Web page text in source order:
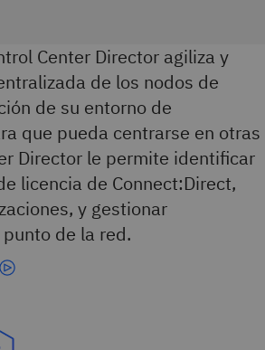
Center Director agiliza y
de los nodos de
de su entorno de
que pueda centrarse en otras
Director le permite identificar
licencia de Connect:Direct,
y gestionar
de la red.